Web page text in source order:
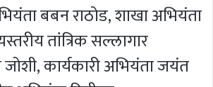
बबन राठोड, शाखा अभियंता
तांत्रिक सल्लागार
कार्यकारी अभियंता जयंत